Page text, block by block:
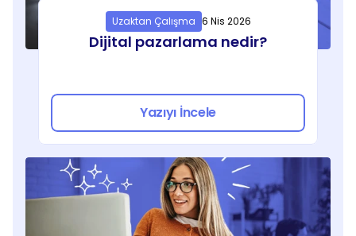
Uzaktan Çalışma 6 Nis 2026
Dijital pazarlama nedir?
Yazıyı İncele